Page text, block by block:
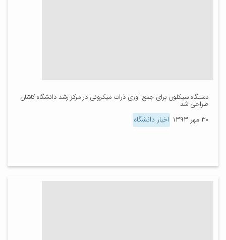
دستگاه سیکلون برای جمع آوری ذرات میکرونی در مرکز رشد دانشگاه کاشان
طراحی شد
۳۰ مهر ۱۳۹۳ اخبار دانشگاه